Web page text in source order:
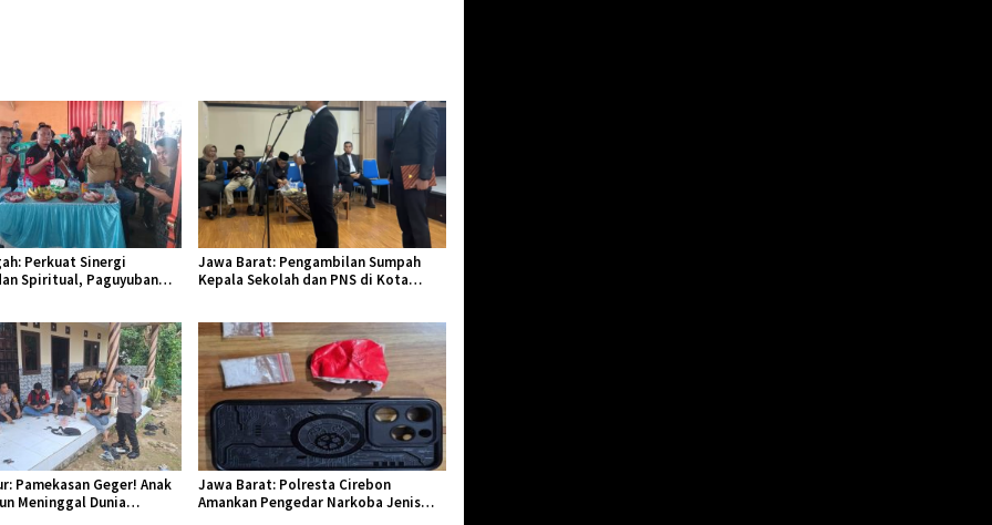
Perkuat Sinergi
Spiritual, Paguyuban
Jawa Barat: Pengambilan Sumpah
Kepala Sekolah dan PNS di Kota
Pamekasan Geger! Anak
Meninggal Dunia
Jawa Barat: Polresta Cirebon
Amankan Pengedar Narkoba Jenis